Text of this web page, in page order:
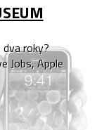
dva roky?
Jobs, Apple